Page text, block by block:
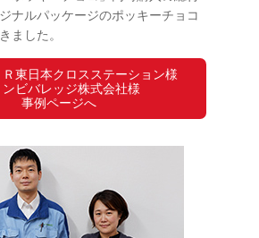
ナルパッケージのポッキーチョコ
ました。
東日本クロスステーション様
ンビバレッジ株式会社様
事例ページへ